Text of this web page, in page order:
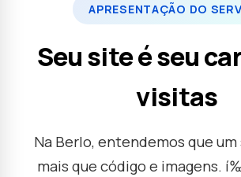
APRESENTAÇÃO DO
Seu site é seu
visitas
Na Berlo, entendemos que
mais que código e imagens.